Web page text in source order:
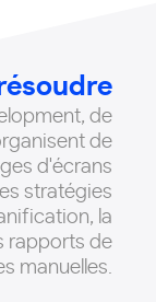
résoudre
de
d'écrans
stratégies
la
rapports de
manuelles.